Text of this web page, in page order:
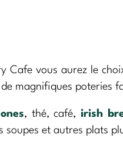
Cafe vous aurez le
magnifiques poteries
, thé, café, irish
soupes et autres plats